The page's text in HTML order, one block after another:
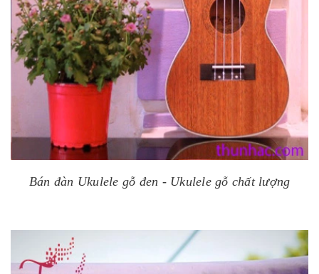
Bán đàn Ukulele gỗ đen - Ukulele gỗ chất lượng